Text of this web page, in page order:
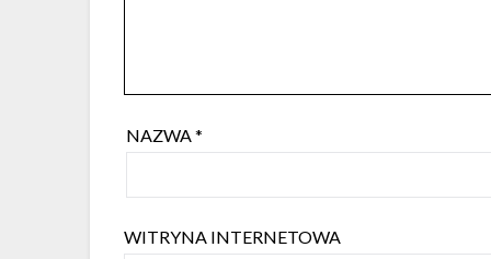
NAZWA*
WITRYNA INTERNETOWA